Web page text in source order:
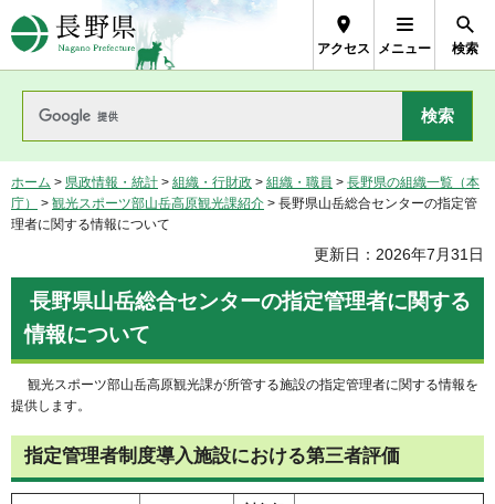
長野県Nagano Prefecture
アクセス メニュー 検索
ホーム > 県政情報・統計 > 組織・行財政 > 組織・職員 > 長野県の組織一覧（本
庁）
> 観光スポーツ部山岳高原観光課紹介 > 長野県山岳総合センターの指定管
理者に関する情報について
更新日：2026年7月31日
長野県山岳総合センターの指定管理者に関する
情報について
観光スポーツ部山岳高原観光課が所管する施設の指定管理者に関する情報を
提供します。
指定管理者制度導入施設における第三者評価